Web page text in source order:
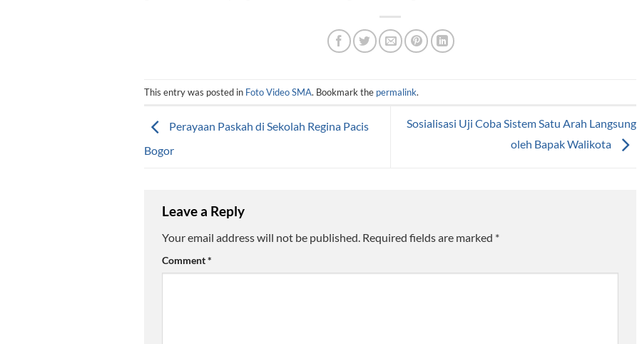
This entry was posted in Foto Video SMA. Bookmark the permalink.
Perayaan Paskah di Sekolah Regina Pacis
Bogor
Sosialisasi Uji Coba Sistem Satu Arah Langsung
oleh Bapak Walikota
Leave a Reply
Your email address will not be published. Required fields are marked *
Comment*